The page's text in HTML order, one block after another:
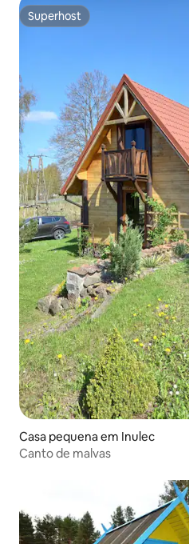
Superhost
Superhost
Casa pequena em Inulec
Canto de malvas